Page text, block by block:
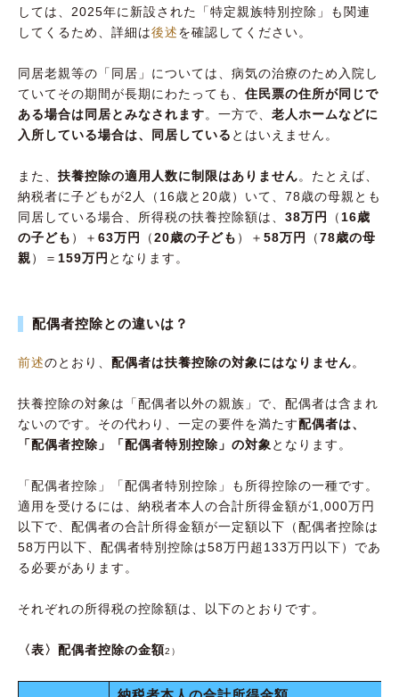
しては、2025年に新設された「特定親族特別控除」も関連
してくるため、詳細は後述を確認してください。
同居老親等の「同居」については、病気の治療のため入院し
ていてその期間が長期にわたっても、 住民票の住所が同じで
ある場合は同居とみなされます。一方で、 老人ホームなどに
入所している場合は、同居している とはいえません。
また、 扶養控除の適用人数に制限はありません。たとえば、
納税者に子どもが2人（16歳と20歳）いて、78歳の母親とも
同居している場合、所得税の扶養控除額は、 38万円 （ 16歳
の子ども ）＋ 63万円 （20歳の子ども ）＋ 58万円 （78歳の母
親）＝ 159万円 となります。
配偶者控除との違いは？
前述のとおり、 配偶者は扶養控除の対象にはなりません。
扶養控除の対象は「配偶者以外の親族」で、配偶者は含まれ
ないのです。その代わり、一定の要件を満たす配偶者は、
「配偶者控除」「配偶者特別控除」の対象 となります。
「配偶者控除」「配偶者特別控除」も所得控除の一種です。
適用を受けるには、納税者本人の合計所得金額が1,000万円
以下で、配偶者の合計所得金額が一定額以下（配偶者控除は
58万円以下、配偶者特別控除は58万円超133万円以下）であ
る必要があります。
それぞれの所得税の控除額は、以下のとおりです。
〈表〉配偶者控除の金額2）